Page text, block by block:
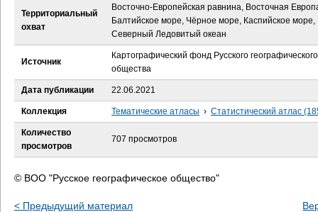
е
ь
Территориальный
охват
Восточно-Европейская равнина, Восточная
Балтийское море, Чёрное море, Каспийское море,
Северный Ледовитый океан
Источник
Картографический фонд Русского географического
общества
Дата публикации 22.06.2021
Коллекция Тематические атласы › Статистический атлас
Количество
просмотров
707 просмотров
© ВОО "Русское географическое общество"
< Предыдущий материал